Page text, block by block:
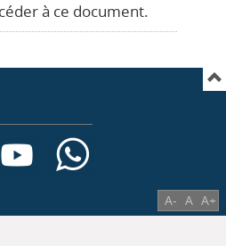
à ce document.
A- A A+